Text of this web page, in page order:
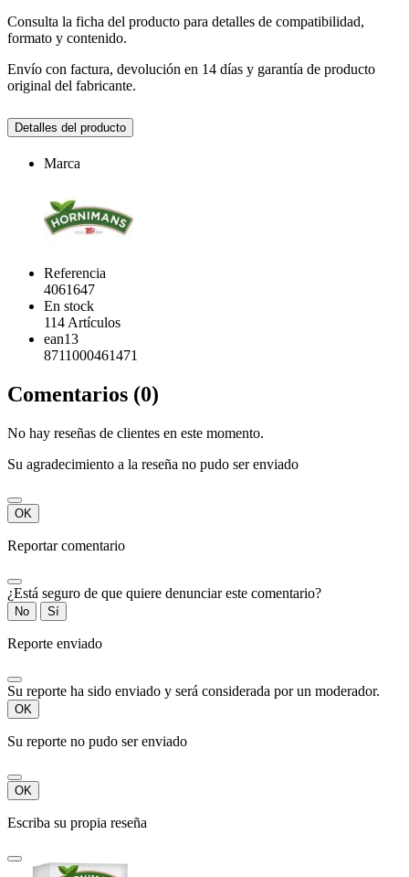
Consulta la ficha del producto para detalles de compatibilidad,
formato y contenido.
Envío con factura, devolución en 14 días y garantía de producto
original del fabricante.
Detalles del producto
Marca
Referencia
4061647
En stock
114 Artículos
ean13
8711000461471
Comentarios (0)
No hay reseñas de clientes en este momento.
Su agradecimiento a la reseña no pudo ser enviado
OK
Reportar comentario
¿Está seguro de que quiere denunciar este comentario?
No Sí
Reporte enviado
Su reporte ha sido enviado y será considerada por un moderador.
OK
Su reporte no pudo ser enviado
OK
Escriba su propia reseña